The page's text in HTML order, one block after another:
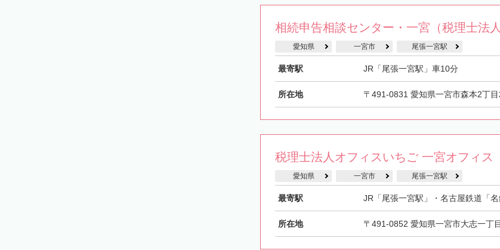
相続申告相談センター・一宮（税理士法
愛知県 一宮市 尾張一宮駅
最寄駅 JR「尾張一宮駅」車10分
所在地 〒491-0831 愛知県一宮市森本2丁
税理士法人オフィスいちご 一宮オフィス
愛知県 一宮市 尾張一宮駅
最寄駅 JR「尾張一宮駅」・名古屋鉄道「
所在地 〒491-0852 愛知県一宮市大志一丁